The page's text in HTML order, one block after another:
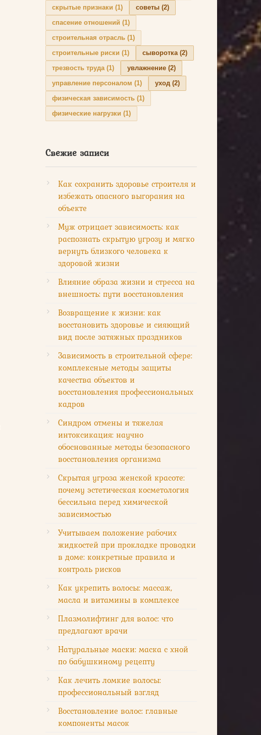
скрытые признаки (1) советы (2)
спасение отношений (1)
строительная отрасль (1)
строительные риски (1) сыворотка(2)
трезвость труда(1) увлажнение (2)
управление персоналом (1) уход (2)
физическая зависимость (1)
физические нагрузки (1)
Свежие записи
Как сохранить здоровье строителя и
избежать опасного выгорания на
объекте
Муж отрицает зависимость: как
распознать скрытую угрозу и мягко
вернуть близкого человека к
здоровой жизни
Влияние образа жизни и стресса на
внешность: пути восстановления
Возвращение к жизни: как
восстановить здоровье и сияющий
вид после затяжных праздников
Зависимость в строительной сфере:
комплексные методы защиты
качества объектов и
восстановления профессиональных
кадров
Синдром отмены и тяжелая
интоксикация: научно
обоснованные методы безопасного
восстановления организма
Скрытая угроза женской красоте:
почему эстетическая косметология
бессильна перед химической
зависимостью
Учитываем положение рабочих
жидкостей при прокладке проводки
в доме: конкретные правила и
контроль рисков
Как укрепить волосы: массаж,
масла и витамины в комплексе
Плазмолифтинг для волос: что
предлагают врачи
Натуральные маски: маска с хной
по бабушкиному рецепту
Как лечить ломкие волосы:
профессиональный взгляд
Восстановление волос: главные
компоненты масок